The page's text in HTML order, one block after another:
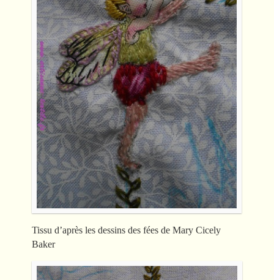
Tissu d’après les dessins des fées de Mary Cicely
Baker